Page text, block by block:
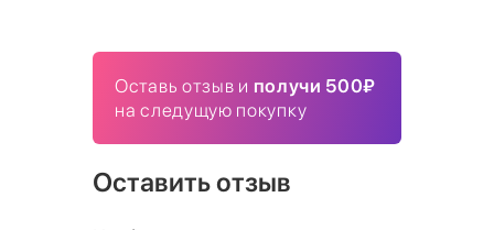
Оставь отзыв и получи 500₽
на следущую покупку
Оставить отзыв